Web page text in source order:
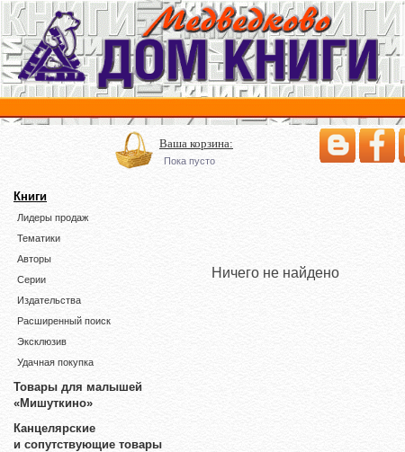
Ваша корзина:
Пока пусто
Книги
Лидеры продаж
Тематики
Авторы
Серии
Издательства
Расширенный поиск
Эксклюзив
Удачная покупка
Товары для малышей
«Мишуткино»
Канцелярские
и сопутствующие товары
Ничего не найдено